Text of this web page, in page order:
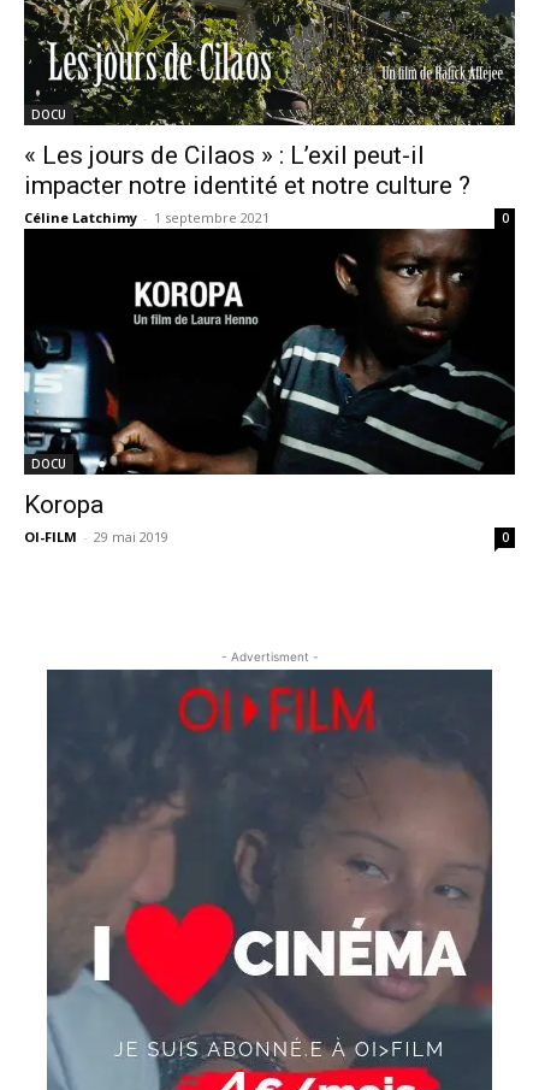
DOCU
« Les jours de Cilaos » : L’exil peut-il
impacter notre identité et notre culture ?
Céline Latchimy - 1 septembre 2021 0
DOCU
Koropa
OI-FILM - 29 mai 2019 0
- Advertisment -